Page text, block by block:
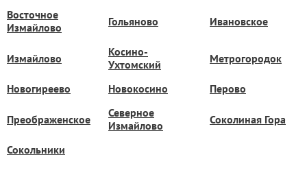
Восточное
Измайлово
Гольяново Ивановское
Измайлово
Косино-
Ухтомский
Метрогородок
Новогиреево Новокосино Перово
Преображенское
Северное
Измайлово
Соколиная Гора
Сокольники